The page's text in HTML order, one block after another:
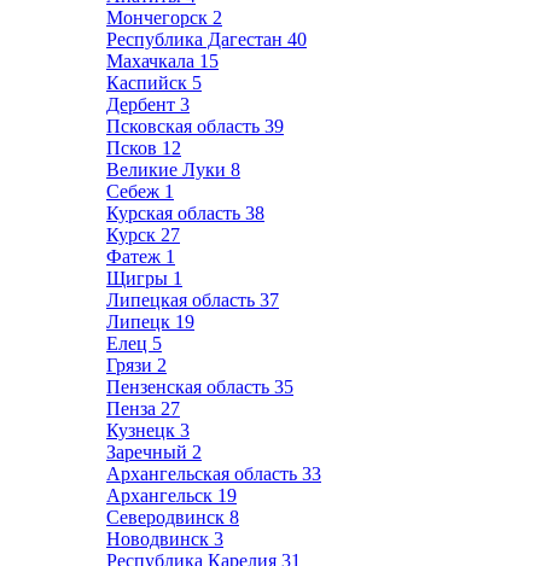
Мончегорск 2
Республика Дагестан 40
Махачкала 15
Каспийск 5
Дербент 3
Псковская область 39
Псков 12
Великие Луки 8
Себеж 1
Курская область 38
Курск 27
Фатеж 1
Щигры 1
Липецкая область 37
Липецк 19
Елец 5
Грязи 2
Пензенская область 35
Пенза 27
Кузнецк 3
Заречный 2
Архангельская область 33
Архангельск 19
Северодвинск 8
Новодвинск 3
Республика Карелия 31